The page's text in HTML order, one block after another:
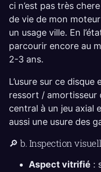
ci n’est pas très
de vie de mon
un usage ville. En
parcourir encore au
2-3 ans.
L’usure sur ce
ressort / amortisseur
central à un jeu axial
aussi une usure des
🔎 b. Inspection
Aspect vitrifié :